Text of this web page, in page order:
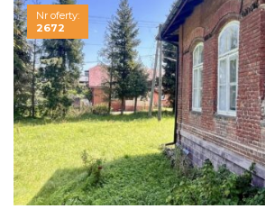
Nr oferty:
2672